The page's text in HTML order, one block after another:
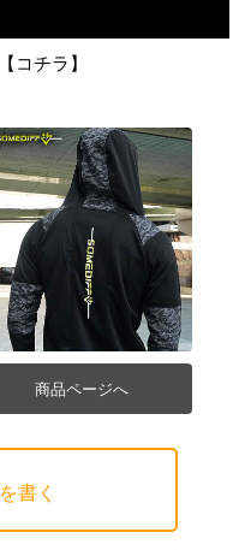
コチラ 】
商品ページへ
書く